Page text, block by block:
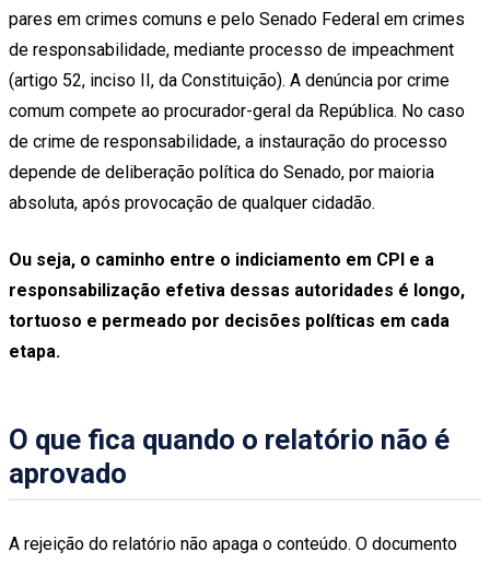
pares em crimes comuns e pelo Senado Federal em crimes
de responsabilidade, mediante processo de impeachment
(artigo 52, inciso II, da Constituição). A denúncia por crime
comum compete ao procurador-geral da República. No caso
de crime de responsabilidade, a instauração do processo
depende de deliberação política do Senado, por maioria
absoluta, após provocação de qualquer cidadão.
Ou seja, o caminho entre o indiciamento em CPI e a
responsabilização efetiva dessas autoridades é longo,
tortuoso e permeado por decisões políticas em cada
etapa.
O que fica quando o relatório não é
aprovado
A rejeição do relatório não apaga o conteúdo. O documento